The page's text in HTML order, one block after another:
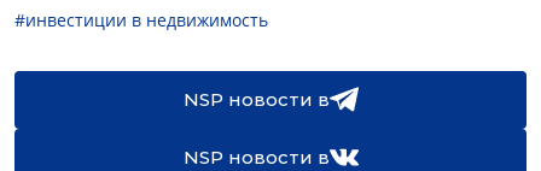
#инвестиции в недвижимость
NSP новости в
NSP новости в